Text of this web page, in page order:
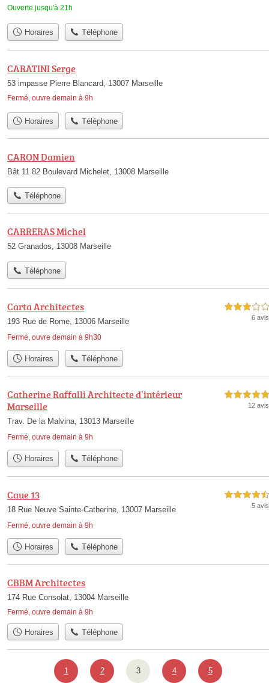
Ouverte jusqu'à 21h
Horaires Téléphone
CARATINI Serge
53 impasse Pierre Blancard, 13007 Marseille
Fermé, ouvre demain à 9h
Horaires Téléphone
CARON Damien
Bât 11 82 Boulevard Michelet, 13008 Marseille
Téléphone
CARRERAS Michel
52 Granados, 13008 Marseille
Téléphone
Carta Architectes
193 Rue de Rome, 13006 Marseille
Fermé, ouvre demain à 9h30
3,0 étoiles sur 5
6 avis
Horaires Téléphone
Catherine Raffalli Architecte d’intérieur
Marseille
Trav. De la Malvina, 13013 Marseille
Fermé, ouvre demain à 9h
5,0 étoiles sur 5
12 avis
Horaires Téléphone
Caue 13
18 Rue Neuve Sainte-Catherine, 13007 Marseille
Fermé, ouvre demain à 9h
4,5 étoiles sur 5
5 avis
Horaires Téléphone
CBBM Architectes
174 Rue Consolat, 13004 Marseille
Fermé, ouvre demain à 9h
Horaires Téléphone
1 2 3 4 5